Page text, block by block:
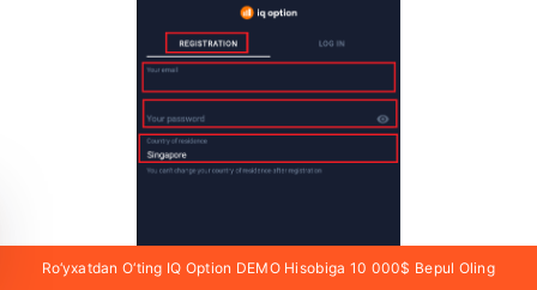
Ro‘yxatdan O‘ting IQ Option DEMO Hisobiga 10 000$ Bepul Oling